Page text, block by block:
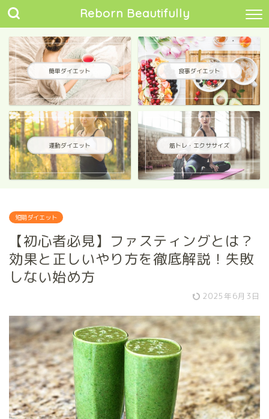
Reborn Beautifully
簡単ダイエット 食事ダイエット
運動ダイエット 筋トレ・エクササイズ
短期ダイエット
【初心者必見】ファスティングとは？
効果と正しいやり方を徹底解説！失敗
しない始め方
2025年6月3日